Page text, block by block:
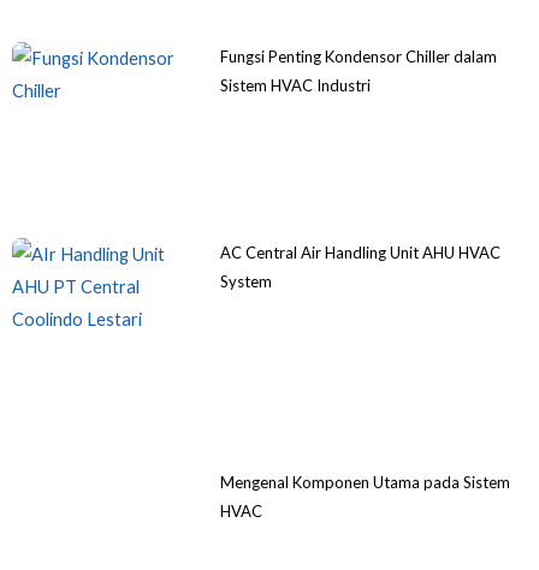
Fungsi Penting Kondensor Chiller dalam
Sistem HVAC Industri
AC Central Air Handling Unit AHU HVAC
System
Mengenal Komponen Utama pada Sistem
HVAC